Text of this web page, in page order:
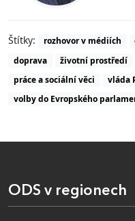
Štítky: rozhovor v médiích
doprava
životní prostředí
práce a sociální věci
vláda
volby do Evropského
ODS v regionech